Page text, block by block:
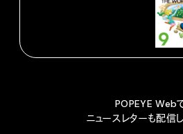
POPEYE Web
ニュースレターも配信し